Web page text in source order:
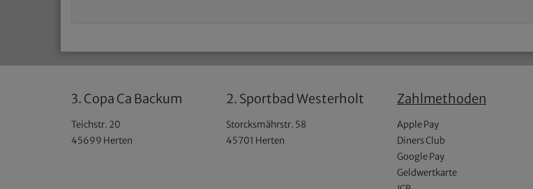
3. Copa Ca Backum
Teichstr. 20
45699 Herten
2. Sportbad Westerholt
Storcksmährstr. 58
45701 Herten
Zahlmethoden
Apple Pay
Diners Club
Google Pay
Geldwertkarte